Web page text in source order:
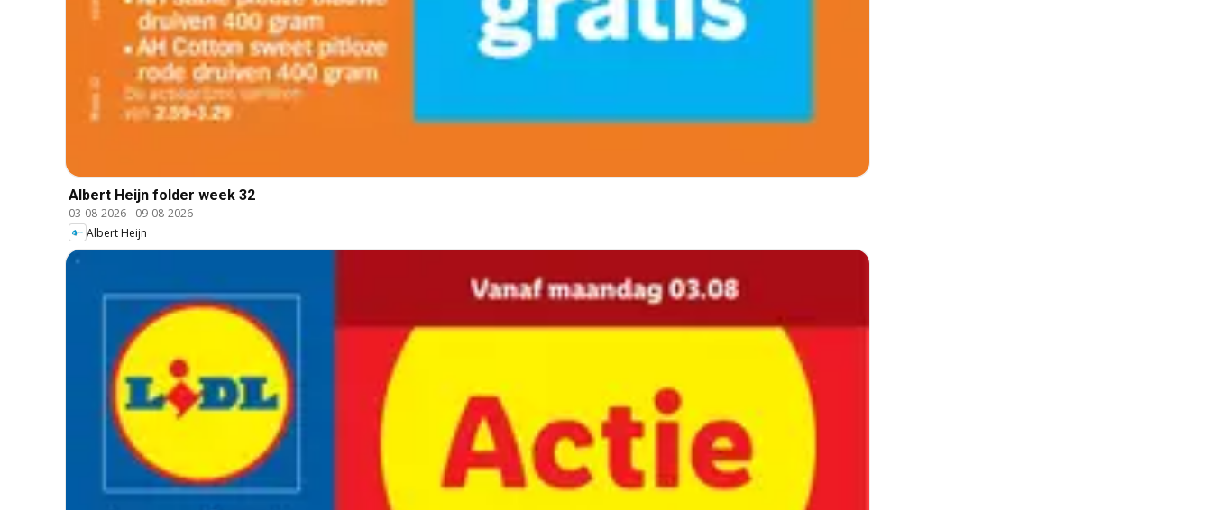
Albert Heijn folder week 32
03-08-2026- 09-08-2026
Albert Heijn